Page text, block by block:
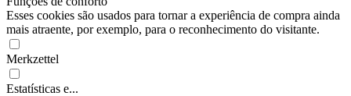
Esses cookies são usados para tornar a experiência de compra ainda
mais atraente, por exemplo, para o reconhecimento do visitante.
Merkzettel
Estatísticas e...